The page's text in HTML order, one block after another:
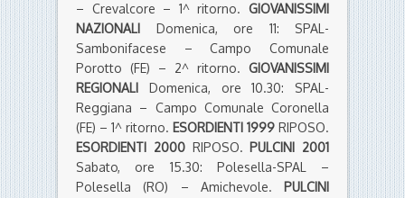
– Crevalcore – 1^ ritorno. GIOVANISSIMI
NAZIONALI Domenica, ore 11: SPAL-
Sambonifacese – Campo Comunale
Porotto (FE) – 2^ ritorno. GIOVANISSIMI
REGIONALI Domenica, ore 10.30: SPAL-
Reggiana – Campo Comunale Coronella
(FE) – 1^ ritorno. ESORDIENTI 1999 RIPOSO.
ESORDIENTI 2000 RIPOSO. PULCINI 2001
Sabato, ore 15.30: Polesella-SPAL –
Polesella (RO) – Amichevole. PULCINI